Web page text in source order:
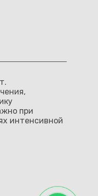
при
интенсивной